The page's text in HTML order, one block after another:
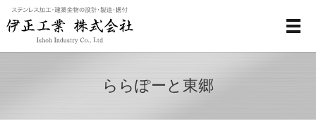
メ
ららぽーと東郷